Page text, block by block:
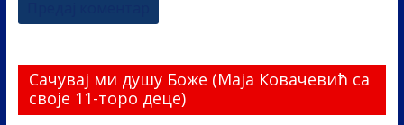
Сачувај ми душу Боже (Маја Ковачевић са
своје 11-торо деце)